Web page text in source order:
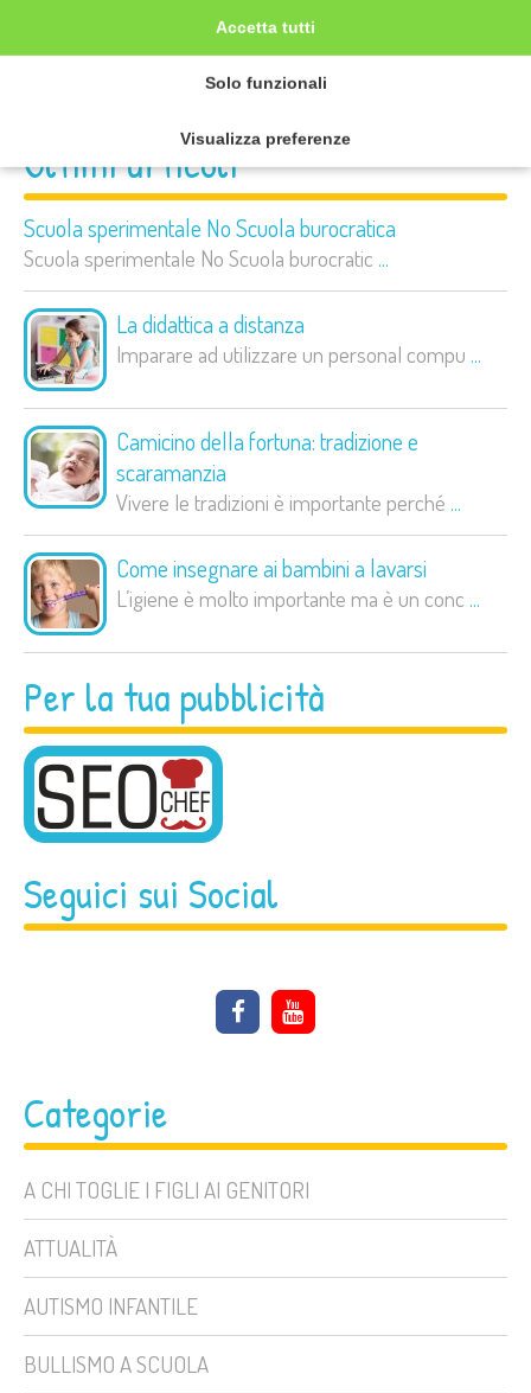
Accetta tutti
Solo funzionali
Visualizza preferenze
Ultimi articoli
Scuola sperimentale No Scuola burocratica
Scuola sperimentale No Scuola burocratic ...
La didattica a distanza
Imparare ad utilizzare un personal compu ...
Camicino della fortuna: tradizione e
scaramanzia
Vivere le tradizioni è importante perché ...
Come insegnare ai bambini a lavarsi
L’igiene è molto importante ma è un conc ...
Per la tua pubblicità
Seguici sui Social
Categorie
A CHI TOGLIE I FIGLI AI GENITORI
ATTUALITÀ
AUTISMO INFANTILE
BULLISMO A SCUOLA